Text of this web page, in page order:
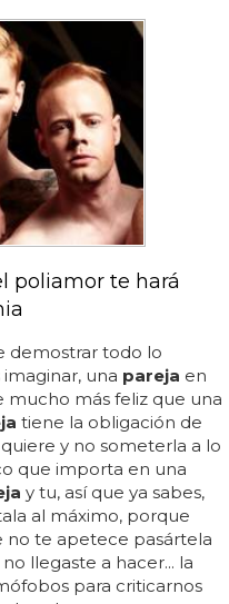
poliamor te hará
demostrar todo lo
una pareja en
mucho más feliz que una
tiene la obligación de
y no someterla a lo
que importa en una
y tu, así que ya sabes,
al máximo, porque
no te apetece pasártela
llegaste a hacer... la
para criticarnos